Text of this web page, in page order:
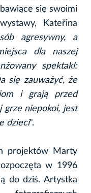
się swoimi
Kateřina
agresywny, a
dla naszej
spektakl:
się zauważyć, że
i grają przed
grze niepokoi, jest
dzieci".
projektów Marty
w 1996
do dziś. Artystka